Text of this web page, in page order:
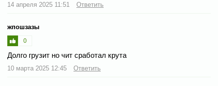
14 апреля 2025 11:51 Ответить
жпошзазы
0
Долго грузит но чит сработал крута
10 марта 2025 12:45 Ответить